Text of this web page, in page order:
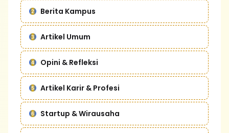
Berita Kampus
Artikel Umum
Opini & Refleksi
Artikel Karir & Profesi
Startup & Wirausaha